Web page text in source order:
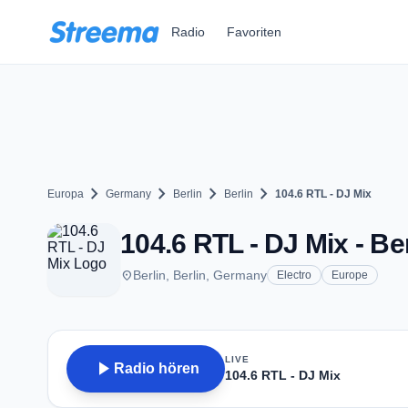
Radio Favoriten
Europa chevron_right Germany chevron_right Berlin chevron_right Berlin chevron_right 104.6 RTL - DJ Mix
104.6 RTL - DJ Mix -
placeBerlin, Berlin, Germany Electro Europe
play_arrow Radio hören
LIVE
104.6 RTL - DJ Mix